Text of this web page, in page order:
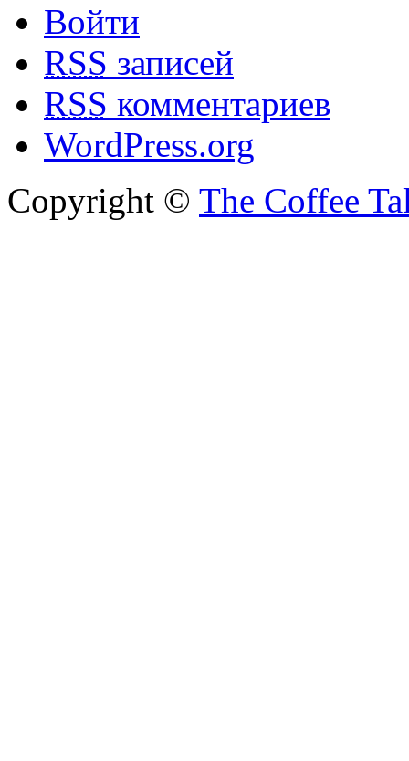
Войти
RSS записей
RSS комментариев
WordPress.org
Copyright © The Coffee